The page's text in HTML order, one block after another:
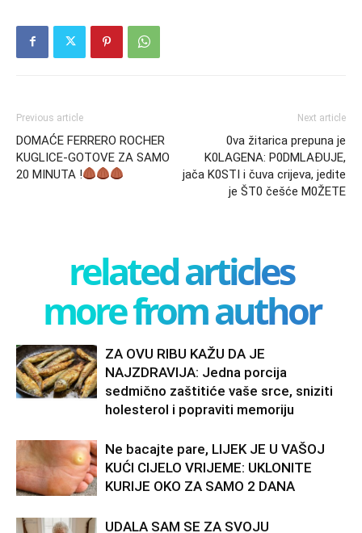
Previous article
DOMAĆE FERRERO ROCHER
KUGLICE-GOTOVE ZA SAMO
20 MINUTA !
Next article
0va žitarica prepuna je
K0LAGENA: P0DMLAĐUJE,
jača K0STI i čuva crijeva, jedite
je ŠT0 češće M0ŽETE
related articles
more from author
ZA OVU RIBU KAŽU DA JE
NAJZDRAVIJA: Jedna porcija
sedmično zaštitiće vaše srce, sniziti
holesterol i popraviti memoriju
Ne bacajte pare, LIJEK JE U VAŠOJ
KUĆI CIJELO VRIJEME: UKLONITE
KURIJE OKO ZA SAMO 2 DANA
UDALA SAM SE ZA SVOJU